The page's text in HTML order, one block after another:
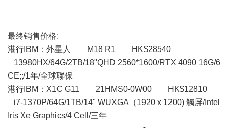
最终销售价格:
港行IBM： 外星人 M18 R1 HK$28540
13980HX/64G/2TB/18"QHD 2560*1600/RTX 4090 16G/6
CE;;/1年/全球聯保
港行IBM：X1C G11 21HMS0-0W00 HK$12810
i7-1370P/64G/1TB/14" WUXGA（1920 x 1200) 觸屏/Intel
Iris Xe Graphics/4 Cell/三年